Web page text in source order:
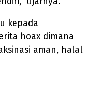
kepada
hoax dimana
aman, halal